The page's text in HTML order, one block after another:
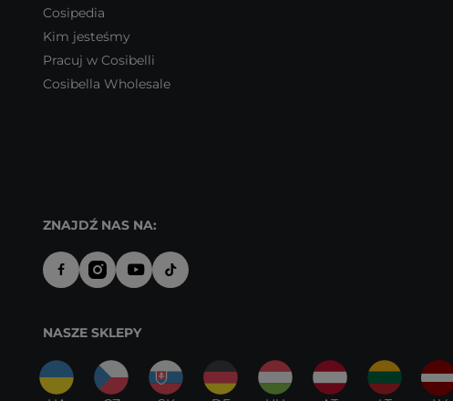
Cosipedia
Kim jesteśmy
Pracuj w Cosibelli
Cosibella Wholesale
ZNAJDŹ NAS NA:
NASZE SKLEPY